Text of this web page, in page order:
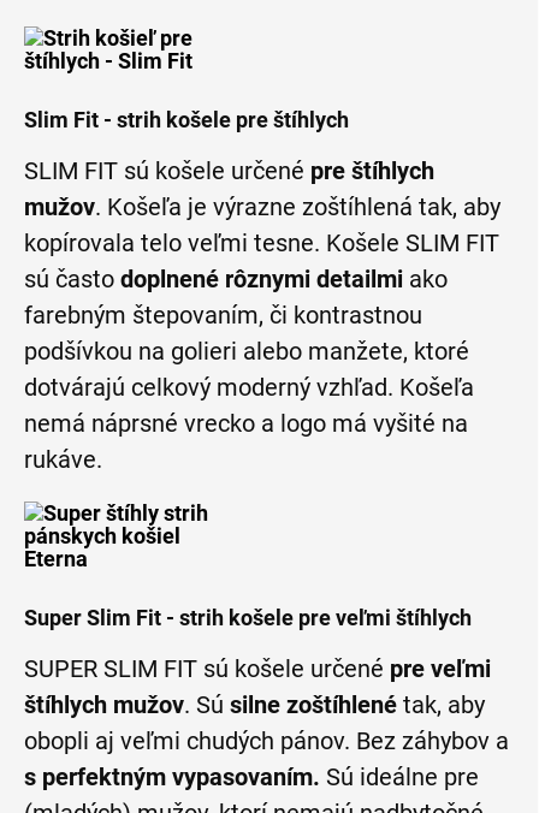
Slim Fit - strih košele pre štíhlych
SLIM FIT sú košele určené pre štíhlych
mužov. Košeľa je výrazne zoštíhlená tak, aby
kopírovala telo veľmi tesne. Košele SLIM FIT
sú často doplnené rôznymi detailmi ako
farebným štepovaním, či kontrastnou
podšívkou na golieri alebo manžete, ktoré
dotvárajú celkový moderný vzhľad. Košeľa
nemá náprsné vrecko a logo má vyšité na
rukáve.
Super Slim Fit - strih košele pre veľmi štíhlych
SUPER SLIM FIT sú košele určené pre veľmi
štíhlych mužov. Sú silne zoštíhlené tak, aby
obopli aj veľmi chudých pánov. Bez záhybov a
s perfektným vypasovaním. Sú ideálne pre